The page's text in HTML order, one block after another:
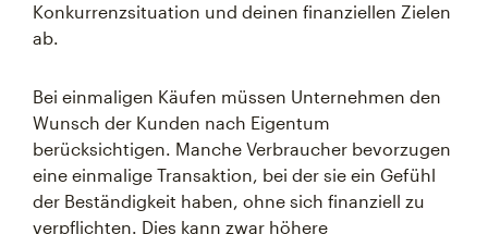
Konkurrenzsituation und deinen finanziellen Zielen
ab.
Bei einmaligen Käufen müssen Unternehmen den
Wunsch der Kunden nach Eigentum
berücksichtigen. Manche Verbraucher bevorzugen
eine einmalige Transaktion, bei der sie ein Gefühl
der Beständigkeit haben, ohne sich finanziell zu
verpflichten. Dies kann zwar höhere